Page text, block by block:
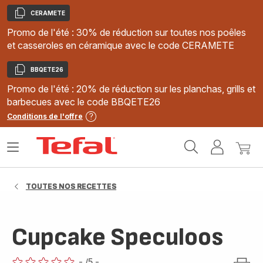
Copier
CERAMETE
Promo de l'été : 30% de réduction sur toutes nos poêles
et casseroles en céramique avec le code CERAMETE
Copier
BBQETE26
Promo de l'été : 20% de réduction sur les planchas, grills et
barbecues avec le code BBQETE26
Conditions de l'offre
MonMon
Ouvrir
TOUTES NOS RECETTES
Cupcake Speculoos